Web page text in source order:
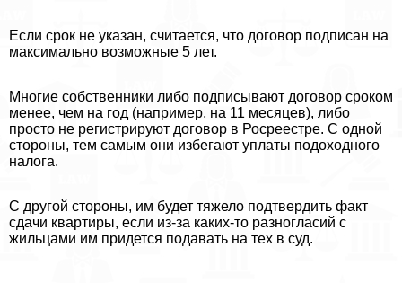
Если срок не указан, считается, что договор подписан на
максимально возможные 5 лет.
Многие собственники либо подписывают договор сроком
менее, чем на год (например, на 11 месяцев), либо
просто не регистрируют договор в Росреестре. С одной
стороны, тем самым они избегают уплаты подоходного
налога.
С другой стороны, им будет тяжело подтвердить факт
сдачи квартиры, если из-за каких-то разногласий с
жильцами им придется подавать на тех в суд.